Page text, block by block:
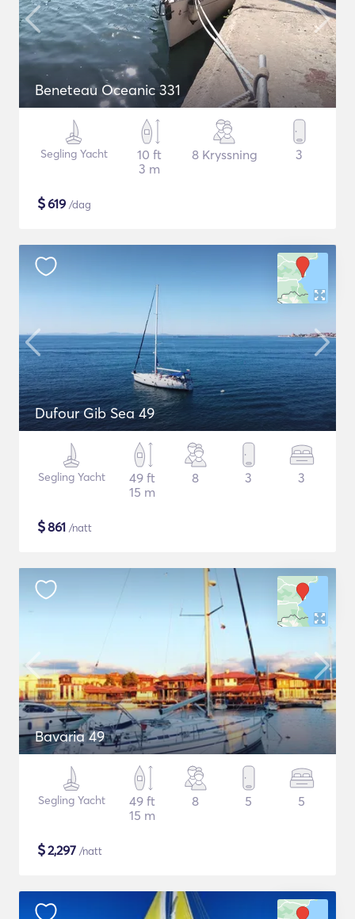
Beneteau Oceanic 331
Segling Yacht
10 ft
3 m
8 Kryssning 3
$619 /dag
Dufour Gib Sea 49
Segling Yacht
49 ft
15 m
8 3 3
$861 /natt
Bavaria 49
Segling Yacht
49 ft
15 m
8 5 5
$2,297 /natt